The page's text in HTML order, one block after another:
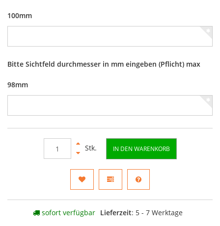
100mm
Bitte Sichtfeld durchmesser in mm eingeben (Pflicht) max
98mm
Stk. IN DEN WARENKORB
sofort verfügbar Lieferzeit: 5 - 7 Werktage